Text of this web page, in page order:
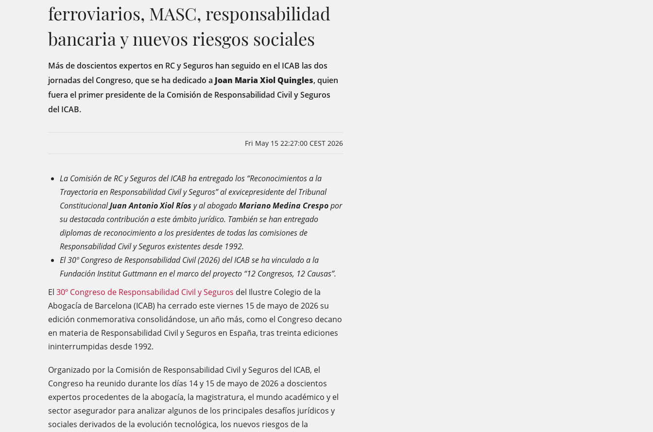
ferroviarios, MASC, responsabilidad
bancaria y nuevos riesgos sociales
Más de doscientos expertos en RC y Seguros han seguido en el ICAB las dos
jornadas del Congreso, que se ha dedicado a Joan Maria Xiol Quingles, quien
fuera el primer presidente de la Comisión de Responsabilidad Civil y Seguros
del ICAB.
Fri May 15 22:27:00 CEST 2026
La Comisión de RC y Seguros del ICAB ha entregado los “Reconocimientos a la
Trayectoria en Responsabilidad Civil y Seguros” al exvicepresidente del Tribunal
ConstitucionalJuan Antonio Xiol Ríos y al abogadoMariano Medina Crespopor
su destacada contribución a este ámbito jurídico. También se han entregado
diplomas de reconocimiento a los presidentes de todas las comisiones de
Responsabilidad Civil y Seguros existentes desde 1992.
El 30º Congreso de Responsabilidad Civil (2026) del ICAB se ha vinculado a la
Fundación Institut Guttmann en el marco del proyecto “12 Congresos, 12 Causas”.
El 30º Congreso de Responsabilidad Civil y Seguros del Ilustre Colegio de la
Abogacía de Barcelona (ICAB) ha cerrado este viernes 15 de mayo de 2026 su
edición conmemorativa consolidándose, un año más, como el Congreso decano
en materia de Responsabilidad Civil y Seguros en España, tras treinta ediciones
ininterrumpidas desde 1992.
Organizado por la Comisión de Responsabilidad Civil y Seguros del ICAB, el
Congreso ha reunido durante los días 14 y 15 de mayo de 2026 a doscientos
expertos procedentes de la abogacía, la magistratura, el mundo académico y el
sector asegurador para analizar algunos de los principales desafíos jurídicos y
sociales derivados de la evolución tecnológica, los nuevos riesgos de la